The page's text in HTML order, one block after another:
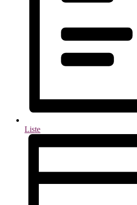
Liste